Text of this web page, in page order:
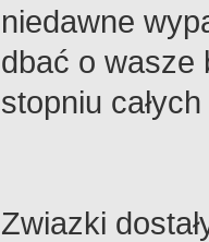
niedawne
dbać o wasze
stopniu
Zwiazki